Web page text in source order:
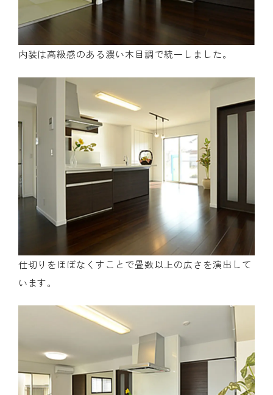
内装は高級感のある濃い木目調で統一しました。
仕切りをほぼなくすことで畳数以上の広さを演出して
います。